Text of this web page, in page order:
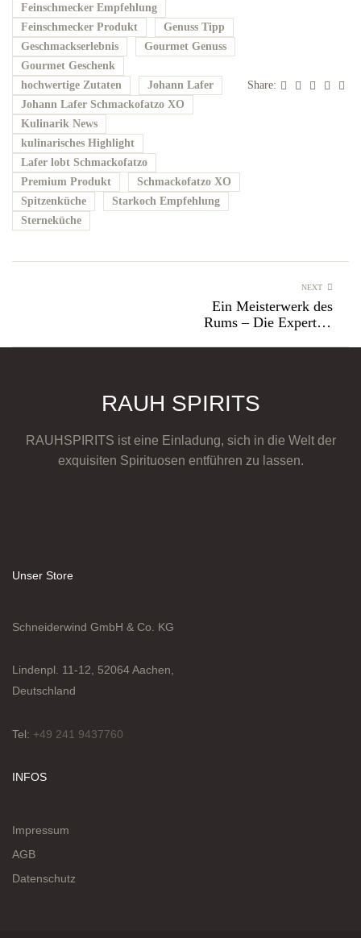
Feinschmecker Empfehlung
Feinschmecker Produkt
Genuss Tipp
Geschmackserlebnis
Gourmet Genuss
Gourmet Geschenk
hochwertige Zutaten
Johann Lafer
Johann Lafer Schmackofatzo XO
Kulinarik News
kulinarisches Highlight
Lafer lobt Schmackofatzo
Premium Produkt
Schmackofatzo XO
Spitzenküche
Starkoch Empfehlung
Sterneküche
Share:
NEXT
Ein Meisterwerk des
Rums – Die Expertise
RAUH SPIRITS
RAUHSPIRITS ist eine Einladung, sich in die Welt der
exquisiten Spirituosen entführen zu lassen.
Unser Store
Schneiderwind GmbH & Co. KG
Lindenpl. 11-12, 52064 Aachen,
Deutschland
Tel: +49 241 9437760
INFOS
Impressum
AGB
Datenschutz